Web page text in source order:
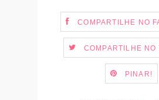
COMPARTILHE NO
COMPARTILHE NO
PINAR!